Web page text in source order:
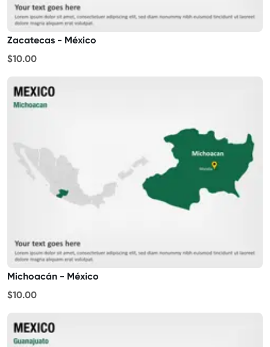
Zacatecas - México
$10.00
Michoacán - México
$10.00